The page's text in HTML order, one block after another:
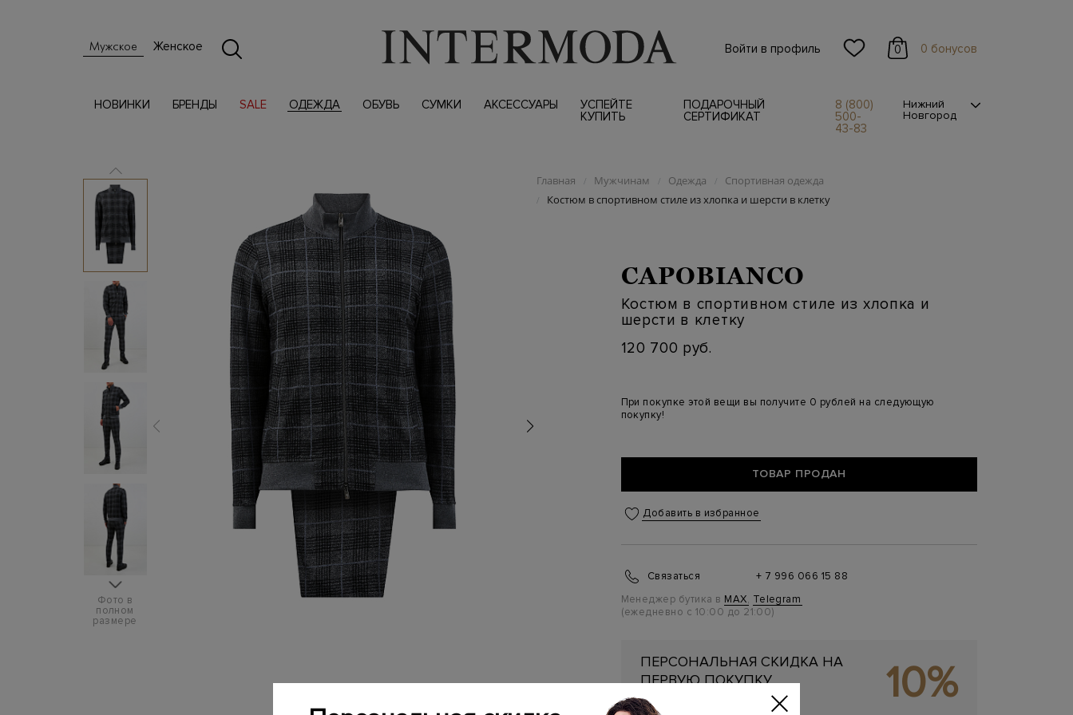
Мужское Женское Войти в профиль 0 0 бонусов
НОВИНКИ БРЕНДЫ SALE ОДЕЖДА ОБУВЬ СУМКИ АКСЕССУАРЫ
УСПЕЙТЕ
КУПИТЬ
ПОДАРОЧНЫЙ
СЕРТИФИКАТ
8 (800)
500-
43-83
Нижний
Новгород
Фото в
полном
размере
Главная / Мужчинам / Одежда / Спортивная одежда
/ Костюм в спортивном стиле из хлопка и шерсти в клетку
CAPOBIANCO
Костюм в спортивном стиле из хлопка и
шерсти в клетку
120 700 руб.
При покупке этой вещи вы получите 0 рублей на следующую
покупку!
ТОВАР ПРОДАН
Добавить в избранное
Связаться
+ 7 996 066 15 88
Менеджер бутика в MAX, Telegram
(ежедневно с 10:00 до 21:00)
ПЕРСОНАЛЬНАЯ СКИДКА НА
ПЕРВУЮ ПОКУПКУ
Подробнее 10%